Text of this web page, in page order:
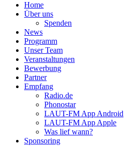
Home
Über uns
Spenden
News
Programm
Unser Team
Veranstaltungen
Bewerbung
Partner
Empfang
Radio.de
Phonostar
LAUT-FM App Android
LAUT-FM App Apple
Was lief wann?
Sponsoring